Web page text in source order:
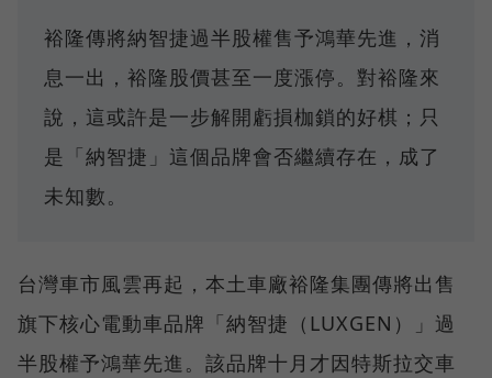
裕隆傳將納智捷過半股權售予鴻華先進，消
息一出，裕隆股價甚至一度漲停。對裕隆來
說，這或許是一步解開虧損枷鎖的好棋；只
是「納智捷」這個品牌會否繼續存在，成了
未知數。
台灣車市風雲再起，本土車廠裕隆集團傳將出售
旗下核心電動車品牌「納智捷（LUXGEN）」過
半股權予鴻華先進。該品牌十月才因特斯拉交車